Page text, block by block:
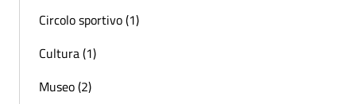
Circolo sportivo (1)
Cultura (1)
Museo (2)